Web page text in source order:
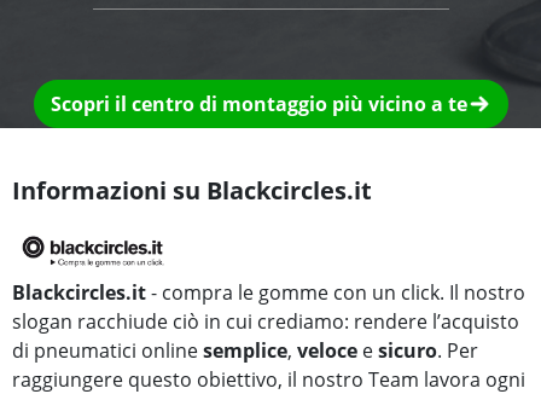
Scopri il centro di montaggio più vicino a te
Informazioni su Blackcircles.it
Blackcircles.it- compra le gomme con un click. Il nostro
slogan racchiude ciò in cui crediamo: rendere l’acquisto
di pneumatici onlinesemplice, veloce esicuro. Per
raggiungere questo obiettivo, il nostro Team lavora ogni